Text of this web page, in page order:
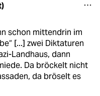
schon mittendrin im
[...] zwei Diktaturen
Landhaus, dann
Da bröckelt nicht
da bröselt es